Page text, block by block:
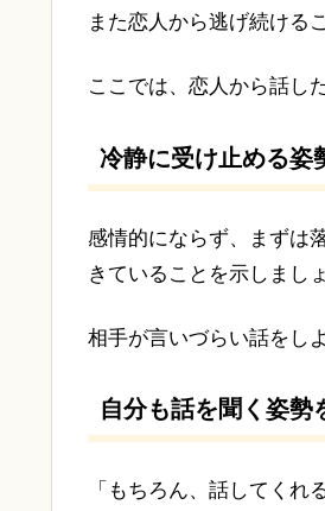
また恋人から逃げ続ける
ここでは、恋人から話し
冷静に受け止める姿
感情的にならず、まずは
きていることを示しましょ
相手が言いづらい話をし
自分も話を聞く姿勢
「もちろん、話してく